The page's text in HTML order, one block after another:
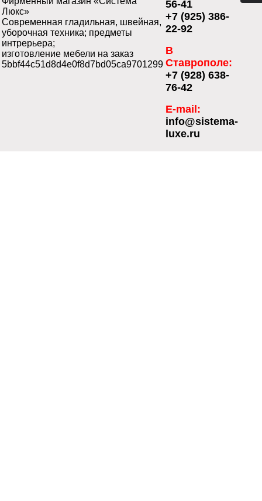
Люкс»
Современная гладильная, швейная,
уборочная техника; предметы
интрерьера;
изготовление мебели на заказ
5bbf44c51d8d4e0f8d7bd05ca9701299
56-41
+7 (925) 386-
22-92
В
Ставрополе:
+7 (928) 638-
76-42
E-mail:
info@sistema-
luxe.ru